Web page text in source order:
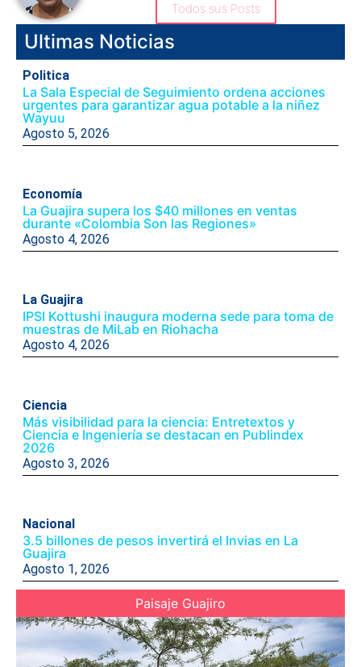
Todos sus Posts
Ultimas Noticias
Politica
La Sala Especial de Seguimiento ordena acciones
urgentes para garantizar agua potable a la niñez
Wayuu
Agosto 5, 2026
Economía
La Guajira supera los $40 millones en ventas
durante «Colombia Son las Regiones»
Agosto 4, 2026
La Guajira
IPSI Kottushi inaugura moderna sede para toma de
muestras de MiLab en Riohacha
Agosto 4, 2026
Ciencia
Más visibilidad para la ciencia: Entretextos y
Ciencia e Ingeniería se destacan en Publindex
2026
Agosto 3, 2026
Nacional
3.5 billones de pesos invertirá el Invias en La
Guajira
Agosto 1, 2026
Paisaje Guajiro